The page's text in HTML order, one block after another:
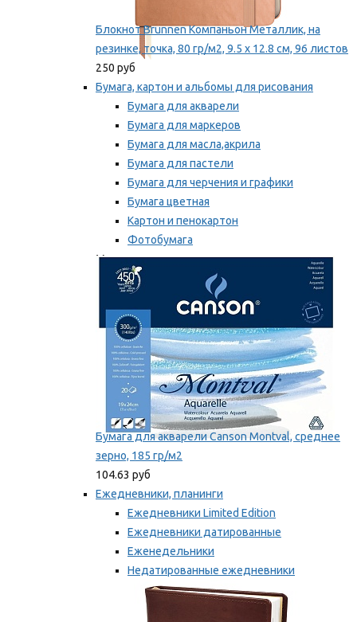
Блокнот Brunnen Компаньон Металлик, на
резинке, точка, 80 гр/м2, 9.5 х 12.8 см, 96 листов
250 руб
Бумага, картон и альбомы для рисования
Бумага для акварели
Бумага для маркеров
Бумага для масла,акрила
Бумага для пастели
Бумага для черчения и графики
Бумага цветная
Картон и пенокартон
Фотобумага
Мы рекомендуем
Бумага для акварели Canson Montval, среднее
зерно, 185 гр/м2
104.63 руб
Ежедневники, планинги
Ежедневники Limited Edition
Ежедневники датированные
Еженедельники
Недатированные ежедневники
Планинги
Мы рекомендуем